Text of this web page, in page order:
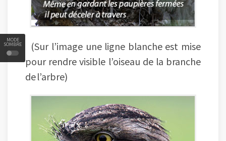
MODE
SOMBRE
(Sur l’image une ligne blanche est mise
pour rendre visible l’oiseau de la branche
de l’arbre)